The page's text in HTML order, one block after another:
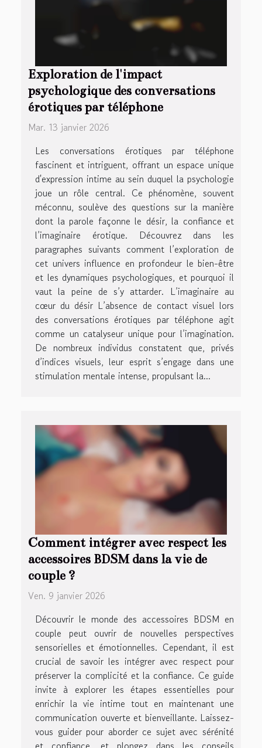
Exploration de l'impact
psychologique des conversations
érotiques par téléphone
Mar. 13 janvier 2026
Les conversations érotiques par téléphone
fascinent et intriguent, offrant un espace unique
d'expression intime au sein duquel la psychologie
joue un rôle central. Ce phénomène, souvent
méconnu, soulève des questions sur la manière
dont la parole façonne le désir, la confiance et
l’imaginaire érotique. Découvrez dans les
paragraphes suivants comment l’exploration de
cet univers influence en profondeur le bien-être
et les dynamiques psychologiques, et pourquoi il
vaut la peine de s’y attarder. L’imaginaire au
cœur du désir L’absence de contact visuel lors
des conversations érotiques par téléphone agit
comme un catalyseur unique pour l’imagination.
De nombreux individus constatent que, privés
d’indices visuels, leur esprit s’engage dans une
stimulation mentale intense, propulsant la...
Comment intégrer avec respect les
accessoires BDSM dans la vie de
couple ?
Ven. 9 janvier 2026
Découvrir le monde des accessoires BDSM en
couple peut ouvrir de nouvelles perspectives
sensorielles et émotionnelles. Cependant, il est
crucial de savoir les intégrer avec respect pour
préserver la complicité et la confiance. Ce guide
invite à explorer les étapes essentielles pour
enrichir la vie intime tout en maintenant une
communication ouverte et bienveillante. Laissez-
vous guider pour aborder ce sujet avec sérénité